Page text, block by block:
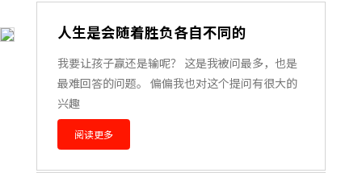
人生是会随着胜负各自不同的
我要让孩子赢还是输呢？ 这是我被问最多，也是
最难回答的问题。 偏偏我也对这个提问有很大的
兴趣
阅读更多